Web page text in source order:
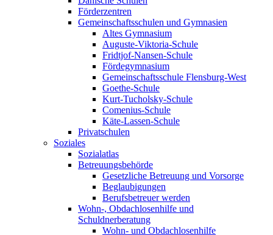
Förderzentren
Gemeinschaftsschulen und Gymnasien
Altes Gymnasium
Auguste-Viktoria-Schule
Fridtjof-Nansen-Schule
Fördegymnasium
Gemeinschaftsschule Flensburg-West
Goethe-Schule
Kurt-Tucholsky-Schule
Comenius-Schule
Käte-Lassen-Schule
Privatschulen
Soziales
Sozialatlas
Betreuungsbehörde
Gesetzliche Betreuung und Vorsorge
Beglaubigungen
Berufsbetreuer werden
Wohn-, Obdachlosenhilfe und
Schuldnerberatung
Wohn- und Obdachlosenhilfe